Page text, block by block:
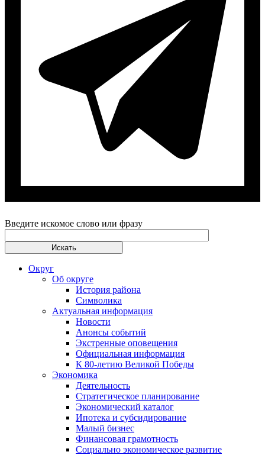
Введите искомое слово или фразу
Округ
Об округе
История района
Символика
Актуальная информация
Новости
Анонсы событий
Экстренные оповещения
Официальная информация
К 80-летию Великой Победы
Экономика
Деятельность
Стратегическое планирование
Экономический каталог
Ипотека и субсидирование
Малый бизнес
Финансовая грамотность
Социально экономическое развитие